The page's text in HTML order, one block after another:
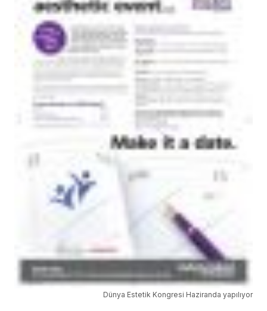
Dünya Estetik Kongresi Haziranda yapılıyor